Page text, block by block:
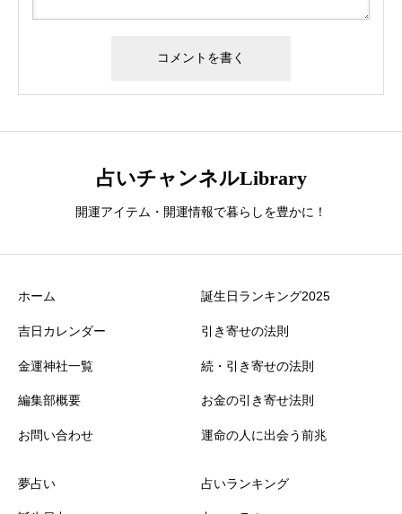
占いチャンネルLibrary
開運アイテム・開運情報で暮らしを豊かに！
ホーム
吉日カレンダー
金運神社一覧
編集部概要
お問い合わせ
誕生日ランキング2025
引き寄せの法則
続・引き寄せの法則
お金の引き寄せ法則
運命の人に出会う前兆
夢占い 占いランキング